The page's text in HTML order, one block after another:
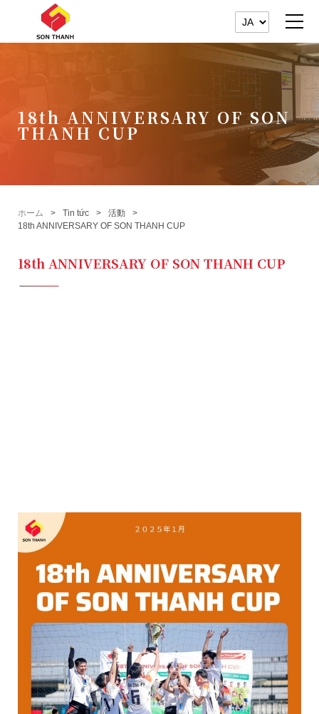
18th ANNIVERSARY OF SON
THANH CUP
ホーム Tin tức
活動
18th ANNIVERSARY OF SON THANH CUP
18th ANNIVERSARY OF SON THANH CUP